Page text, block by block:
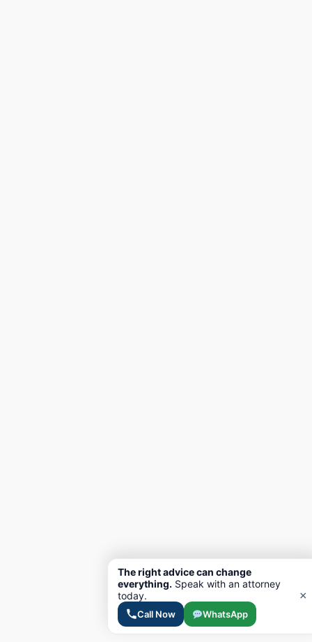
The right advice can change
everything. Speak with an attorney
today.
Call Now WhatsApp
×